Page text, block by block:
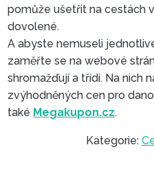
DALŠÍ RADY
pomůže ušetřit na cestách
dovolené.
A abyste nemuseli
zaměřte se na webové
shromažďují a třídí. Na nich
zvýhodněných cen pro
také Megakupon.cz.
Kategorie: